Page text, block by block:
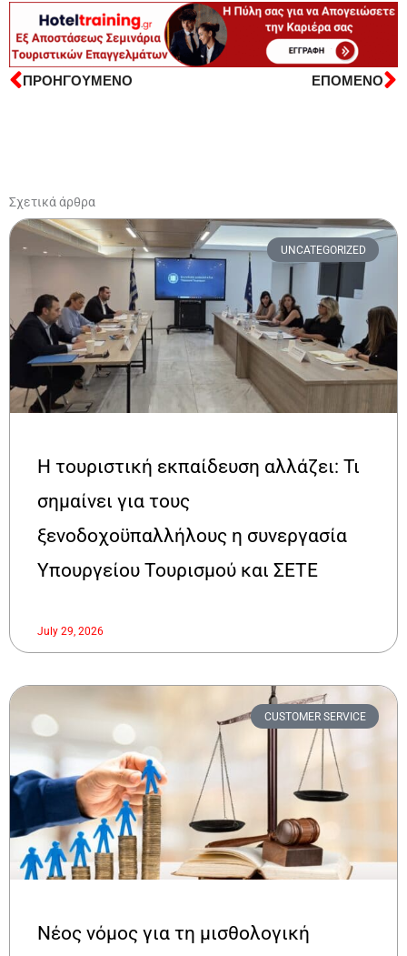
Prev
ΠΡΟΗΓΟΥΜΕΝΟ ΕΠΟΜΕΝΟ
Σχετικά άρθρα
UNCATEGORIZED
Η τουριστική εκπαίδευση αλλάζει: Τι
σημαίνει για τους
ξενοδοχοϋπαλλήλους η συνεργασία
Υπουργείου Τουρισμού και ΣΕΤΕ
July 29, 2026
CUSTOMER SERVICE
Νέος νόμος για τη μισθολογική